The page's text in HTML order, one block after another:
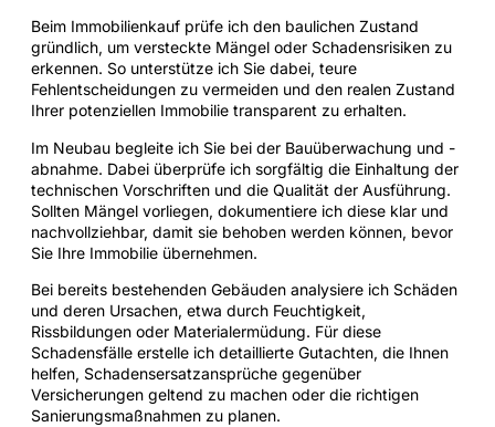
Beim Immobilienkauf prüfe ich den baulichen Zustand
gründlich, um versteckte Mängel oder Schadensrisiken zu
erkennen. So unterstütze ich Sie dabei, teure
Fehlentscheidungen zu vermeiden und den realen Zustand
Ihrer potenziellen Immobilie transparent zu erhalten.
Im Neubau begleite ich Sie bei der Bauüberwachung und -
abnahme. Dabei überprüfe ich sorgfältig die Einhaltung der
technischen Vorschriften und die Qualität der Ausführung.
Sollten Mängel vorliegen, dokumentiere ich diese klar und
nachvollziehbar, damit sie behoben werden können, bevor
Sie Ihre Immobilie übernehmen.
Bei bereits bestehenden Gebäuden analysiere ich Schäden
und deren Ursachen, etwa durch Feuchtigkeit,
Rissbildungen oder Materialermüdung. Für diese
Schadensfälle erstelle ich detaillierte Gutachten, die Ihnen
helfen, Schadensersatzansprüche gegenüber
Versicherungen geltend zu machen oder die richtigen
Sanierungsmaßnahmen zu planen.